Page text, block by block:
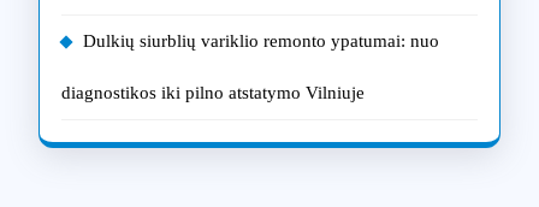
Dulkių siurblių variklio remonto ypatumai: nuo
diagnostikos iki pilno atstatymo Vilniuje